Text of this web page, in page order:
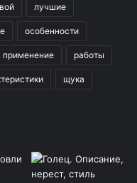
лучшие
особенности
применение работы
щука